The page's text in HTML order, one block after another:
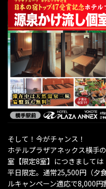
そして！今がチャンス！
ホテルプラザアネックス横手
室【限定8室】につきましては
平日限定。通常25,500円（夕
ルキャンペーン適応で8,000円